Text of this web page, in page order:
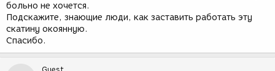
больно не хочется.
Подскажите, знающие люди, как заставить работать эту
скатину окоянную.
Спасибо.